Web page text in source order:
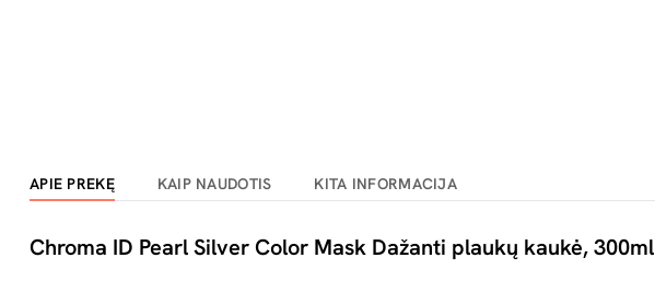
APIE PREKĘ KAIP NAUDOTIS KITA INFORMACIJA
Chroma ID Pearl Silver Color Mask Dažanti plaukų kaukė, 300ml